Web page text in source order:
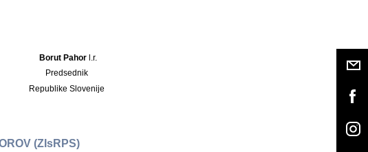
Borut Pahorl.r.
Predsednik
Republike Slovenije
(ZIsRPS)